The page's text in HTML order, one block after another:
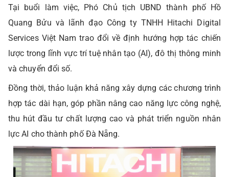
Tại buổi làm việc, Phó Chủ tịch UBND thành phố Hồ
Quang Bửu và lãnh đạo Công ty TNHH Hitachi Digital
Services Việt Nam trao đổi về định hướng hợp tác chiến
lược trong lĩnh vực trí tuệ nhân tạo (AI), đô thị thông minh
và chuyển đổi số.
Đồng thời, thảo luận khả năng xây dựng các chương trình
hợp tác dài hạn, góp phần nâng cao năng lực công nghệ,
thu hút đầu tư chất lượng cao và phát triển nguồn nhân
lực AI cho thành phố Đà Nẵng.